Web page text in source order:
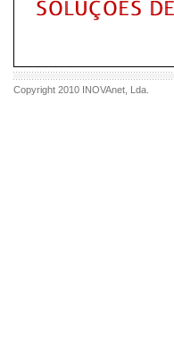
Copyright 2010 INOVAnet , Lda.